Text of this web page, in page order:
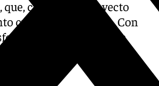
como cada proyecto
cultural planetario. Con
oscura salpicada de
también ha recogido el